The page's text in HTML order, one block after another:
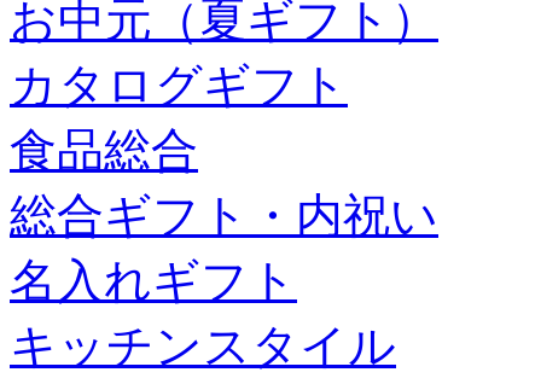
お中元（夏ギフト）
カタログギフト
食品総合
総合ギフト・内祝い
名入れギフト
キッチンスタイル